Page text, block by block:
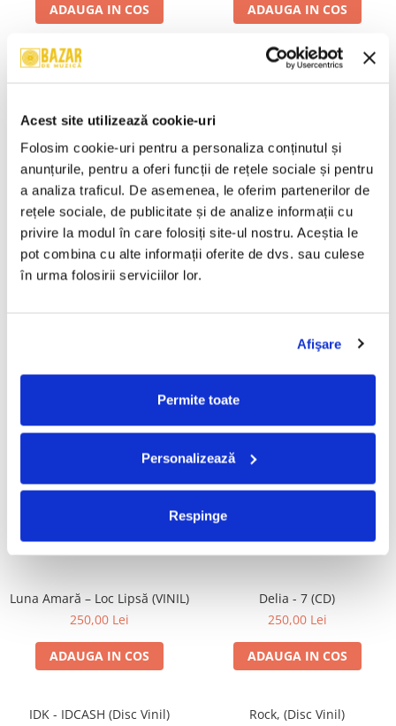
Acest site utilizează cookie-uri
Folosim cookie-uri pentru a personaliza conținutul și
anunțurile, pentru a oferi funcții de rețele sociale și pentru
a analiza traficul. De asemenea, le oferim partenerilor de
rețele sociale, de publicitate și de analize informații cu
privire la modul în care folosiți site-ul nostru. Aceștia le
pot combina cu alte informații oferite de dvs. sau culese
în urma folosirii serviciilor lor.
Afişare
Permite toate
Personalizează
Respinge
ADAUGA IN COS ADAUGA IN COS
Unknown Artist - Povești ,
ADAUGA IN COS
Genesis - We Can't Dance,
ADAUGA IN COS
R.E.M. - Monster , (CD)
29,99 Lei
ADAUGA IN COS
Mădălina Manole - Dulce De
Tot, (CD)
99,99 Lei
189,00 Lei
50,00 Lei
Cargo- Spiritus Sanctus (Editie
Aniversara) (Disc Vinil)
ADAUGA IN COS
Partizan - Am Cu Ce (Disc
Vinil)
ADAUGA IN COS
Luna Amară – Loc Lipsă (VINIL)
250,00 Lei
ADAUGA IN COS
Delia - 7 (CD)
250,00 Lei
ADAUGA IN COS
IDK - IDCASH (Disc Vinil)
Rock, (Disc Vinil)